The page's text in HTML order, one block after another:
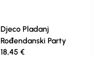
Djeco Pladanj
Rođendanski Party
18,45 €